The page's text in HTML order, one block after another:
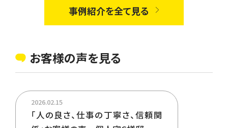
事例紹介を全て見る
お客様の声を見る
2026.02.15
「人の良さ、仕事の丁寧さ、信頼関